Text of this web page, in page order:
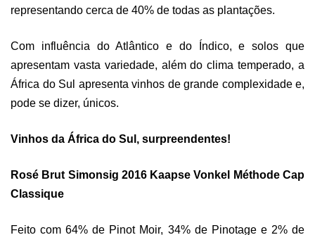
representando cerca de 40% de todas as plantações.
Com influência do Atlântico e do Índico, e solos que
apresentam vasta variedade, além do clima temperado, a
África do Sul apresenta vinhos de grande complexidade e,
pode se dizer, únicos.
Vinhos da África do Sul, surpreendentes!
Rosé Brut Simonsig 2016 Kaapse Vonkel Méthode Cap
Classique
Feito com 64% de Pinot Moir, 34% de Pinotage e 2% de